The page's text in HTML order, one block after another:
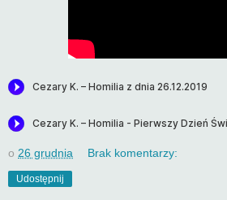
o 26 grudnia Brak komentarzy:
Udostępnij